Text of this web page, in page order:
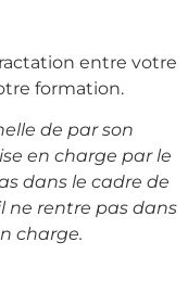
entre votre
formation.
de par son
en charge par le
dans le cadre de
ne rentre pas dans
charge.